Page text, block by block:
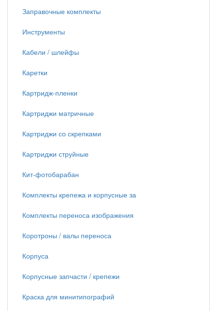
Заправочные комплекты
Инструменты
Кабели / шлейфы
Каретки
Картридж-пленки
Картриджи матричные
Картриджи со скрепками
Картриджи струйные
Кит-фотобарабан
Комплекты крепежа и корпусные за
Комплекты переноса изображения
Коротроны / валы переноса
Корпуса
Корпусные запчасти / крепежи
Краска для минитипографий